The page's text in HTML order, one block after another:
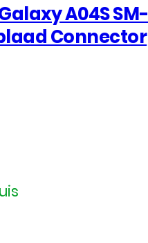
A04S SM-
Connector